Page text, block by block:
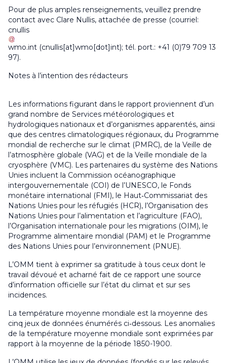
Pour de plus amples renseignements, veuillez prendre
contact avec Clare Nullis, attachée de presse (courriel:
cnullis
wmo.int (cnullis[at]wmo[dot]int); tél. port.: +41 (0)79 709 13
97).
Notes à l’intention des rédacteurs
Les informations figurant dans le rapport proviennent d’un
grand nombre de Services météorologiques et
hydrologiques nationaux et d’organismes apparentés, ainsi
que des centres climatologiques régionaux, du Programme
mondial de recherche sur le climat (PMRC), de la Veille de
l’atmosphère globale (VAG) et de la Veille mondiale de la
cryosphère (VMC). Les partenaires du système des Nations
Unies incluent la Commission océanographique
intergouvernementale (COI) de l’UNESCO, le Fonds
monétaire international (FMI), le Haut‑Commissariat des
Nations Unies pour les réfugiés (HCR), l’Organisation des
Nations Unies pour l’alimentation et l’agriculture (FAO),
l’Organisation internationale pour les migrations (OIM), le
Programme alimentaire mondial (PAM) et le Programme
des Nations Unies pour l’environnement (PNUE).
L’OMM tient à exprimer sa gratitude à tous ceux dont le
travail dévoué et acharné fait de ce rapport une source
d’information officielle sur l’état du climat et sur ses
incidences.
La température moyenne mondiale est la moyenne des
cinq jeux de données énumérés ci‑dessous. Les anomalies
de la température moyenne mondiale sont exprimées par
rapport à la moyenne de la période 1850-1900.